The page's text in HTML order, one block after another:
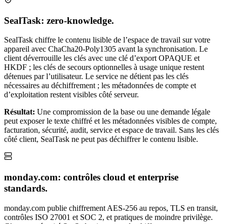
SealTask: zero-knowledge.
SealTask chiffre le contenu lisible de l’espace de travail sur votre
appareil avec ChaCha20-Poly1305 avant la synchronisation. Le
client déverrouille les clés avec une clé d’export OPAQUE et
HKDF ; les clés de secours optionnelles à usage unique restent
détenues par l’utilisateur. Le service ne détient pas les clés
nécessaires au déchiffrement ; les métadonnées de compte et
d’exploitation restent visibles côté serveur.
Résultat: Une compromission de la base ou une demande légale
peut exposer le texte chiffré et les métadonnées visibles de compte,
facturation, sécurité, audit, service et espace de travail. Sans les clés
côté client, SealTask ne peut pas déchiffrer le contenu lisible.
monday.com: contrôles cloud et enterprise
standards.
monday.com publie chiffrement AES-256 au repos, TLS en transit,
contrôles ISO 27001 et SOC 2, et pratiques de moindre privilège.